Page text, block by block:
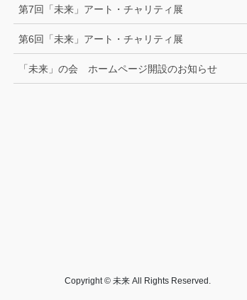
第7回「未来」アート・チャリティ展
第6回「未来」アート・チャリティ展
「未来」の会 ホームページ開設のお知らせ
Copyright © 未来 All Rights Reserved.